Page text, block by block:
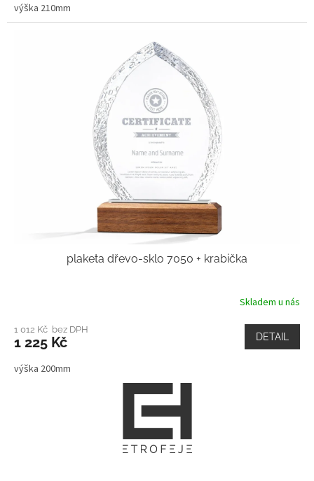
výška 210mm
plaketa dřevo-sklo 7050 + krabička
Skladem u nás
1 012 Kč bez DPH
1 225 Kč DETAIL
výška 200mm